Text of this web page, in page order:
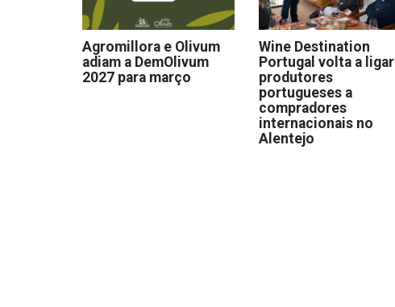
Agromillora e Olivum
adiam a DemOlivum
2027 para março
Wine Destination
Portugal volta a ligar
produtores
portugueses a
compradores
internacionais no
Alentejo